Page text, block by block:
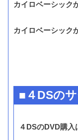
カイロベーシック
カイロベーシック
■４DSの
４DSのDVD購入